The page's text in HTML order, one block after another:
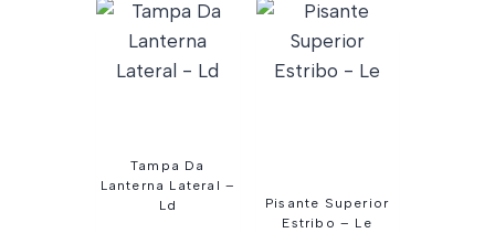
Tampa Da
Lanterna Lateral –
Ld
Pisante Superior
Estribo – Le